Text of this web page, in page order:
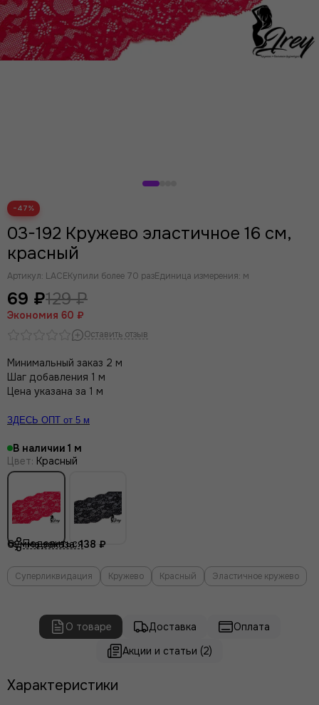
−47%
03-192 Кружево эластичное 16 см,
красный
Артикул: LACEКупили более 70 разЕдиница измерения: м
69 ₽129 ₽
Экономия 60 ₽
Оставить отзыв
Минимальный заказ 2 м
Шаг добавления 1 м
Цена указана за 1 м
ЗДЕСЬ ОПТ от 5 м
В наличии 1
Цвет: Красный
Сумма заказа:138 ₽
Поделиться
Суперликвидация Кружево Красный Эластичное кружево
О товаре Доставка
Оплата
Акции и статьи (2)
Характеристики